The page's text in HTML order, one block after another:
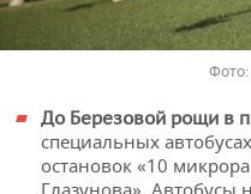
До Березовой рощи в
специальных
остановок «10
Глазунова». Автобусы